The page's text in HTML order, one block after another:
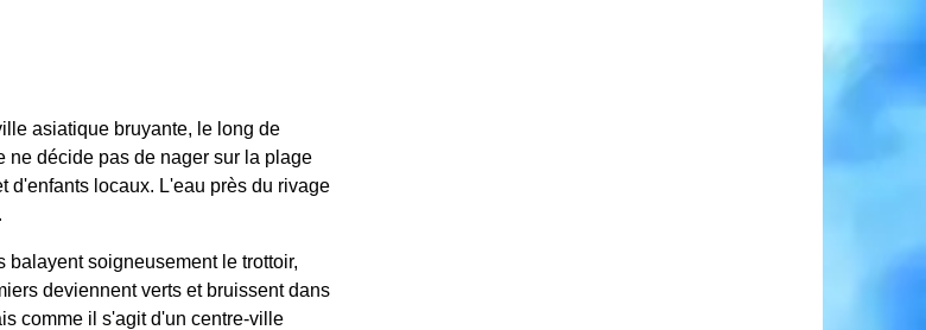
asiatique bruyante, le long de
ne décide pas de nager sur la plage
d'enfants locaux. L'eau près du rivage
soigneusement le trottoir,
deviennent verts et bruissent dans
comme il s'agit d'un centre-ville